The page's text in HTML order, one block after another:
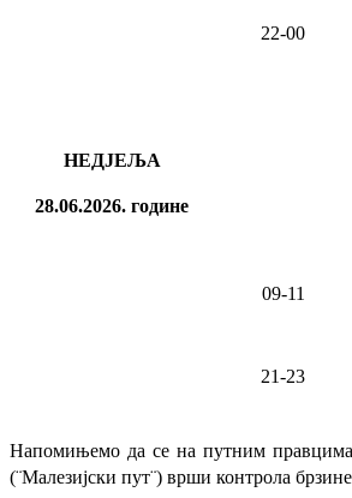
22-00
НЕДЈЕЉА
28.06.2026. године
09-11
21-23
Напомињемо да се на путним правцима
(¨Малезијски пут¨) врши контрола